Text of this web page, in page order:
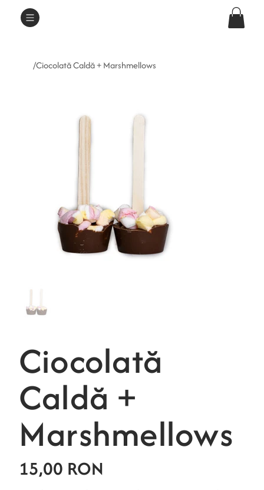
/Ciocolată Caldă + Marshmellows
Ciocolată
Caldă +
Marshmellows
Preț
15,00 RON